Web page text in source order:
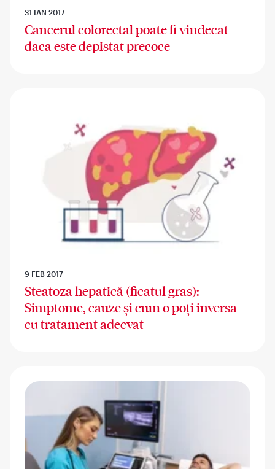
31 IAN 2017
Cancerul colorectal poate fi vindecat
daca este depistat precoce
9 FEB 2017
Steatoza hepatică (ficatul gras):
Simptome, cauze și cum o poți inversa
cu tratament adecvat